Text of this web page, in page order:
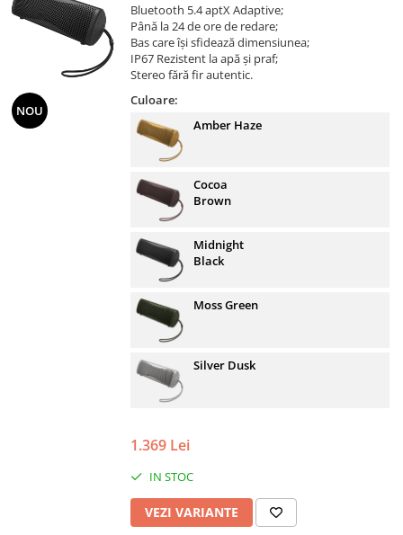
NOU
Bluetooth 5.4 aptX Adaptive;
Până la 24 de ore de redare;
Bas care îşi sfidează dimensiunea;
IP67 Rezistent la apă și praf;
Stereo fără fir autentic.
Culoare:
Amber Haze
Cocoa
Brown
Midnight
Black
Moss Green
Silver Dusk
1.369 Lei
IN STOC
VEZI VARIANTE